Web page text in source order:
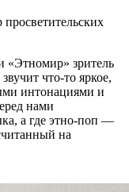
«Этномир» зритель
что-то яркое,
интонациями и
нами
а где этно-поп —
на